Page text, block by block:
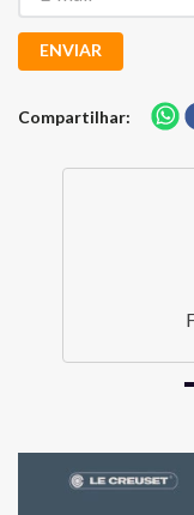
ENVIAR
Compartilhar